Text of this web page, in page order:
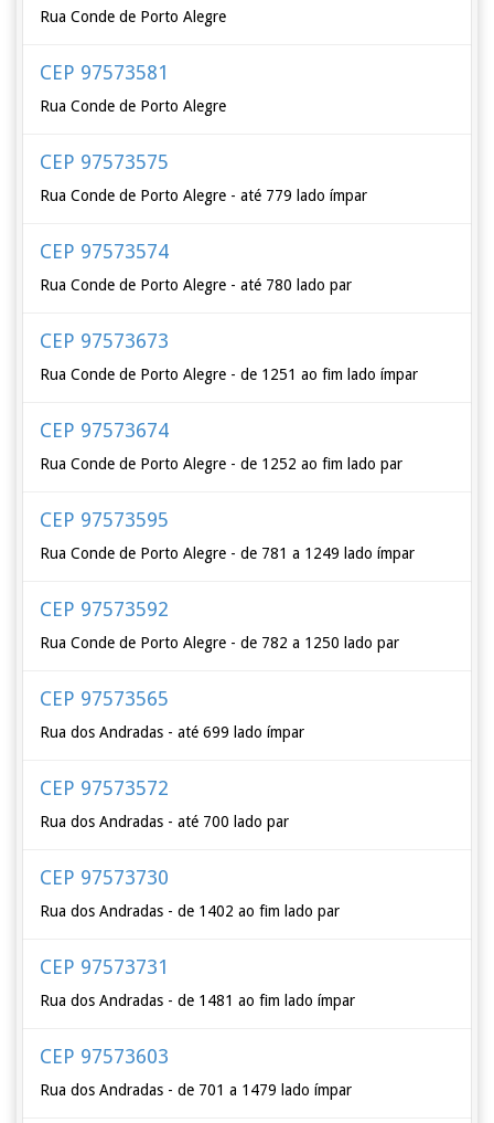
Rua Conde de Porto Alegre
CEP 97573581
Rua Conde de Porto Alegre
CEP 97573575
Rua Conde de Porto Alegre - até 779 lado ímpar
CEP 97573574
Rua Conde de Porto Alegre - até 780 lado par
CEP 97573673
Rua Conde de Porto Alegre - de 1251 ao fim lado ímpar
CEP 97573674
Rua Conde de Porto Alegre - de 1252 ao fim lado par
CEP 97573595
Rua Conde de Porto Alegre - de 781 a 1249 lado ímpar
CEP 97573592
Rua Conde de Porto Alegre - de 782 a 1250 lado par
CEP 97573565
Rua dos Andradas - até 699 lado ímpar
CEP 97573572
Rua dos Andradas - até 700 lado par
CEP 97573730
Rua dos Andradas - de 1402 ao fim lado par
CEP 97573731
Rua dos Andradas - de 1481 ao fim lado ímpar
CEP 97573603
Rua dos Andradas - de 701 a 1479 lado ímpar